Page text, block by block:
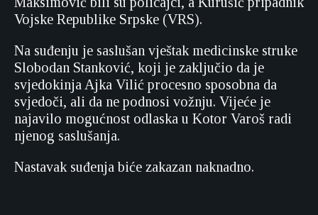
Vojske Republike Srpske (VRS).
Na suđenju je saslušan vještak medicinske struke
Slobodan Stanković, koji je zaključio da je
svjedokinja Ajka Vilić procesno sposobna da
svjedoči, ali da ne podnosi vožnju. Vijeće je
najavilo mogućnost odlaska u Kotor Varoš radi
njenog saslušanja.
Nastavak suđenja biće zakazan naknadno.